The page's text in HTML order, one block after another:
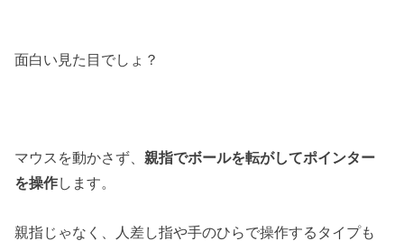
面白い見た目でしょ？
マウスを動かさず、親指でボールを転がしてポインター
を操作します。
親指じゃなく、人差し指や手のひらで操作するタイプも